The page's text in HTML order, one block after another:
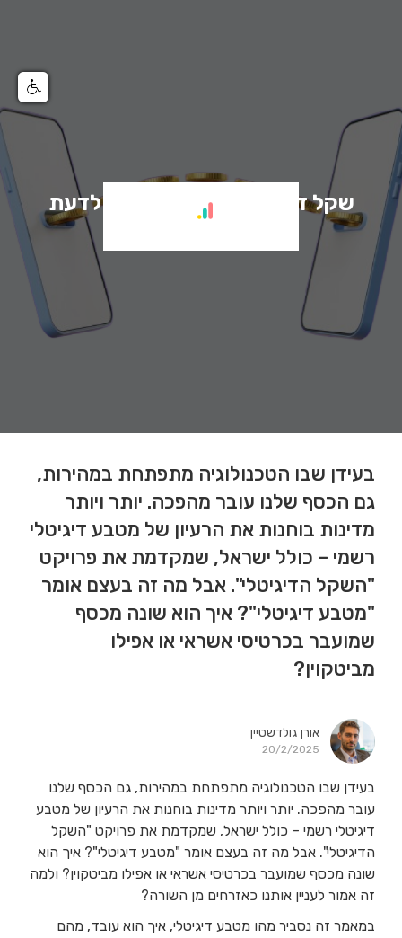
שקל דיגיטלי – כל מה שצריך לדעת
בעידן שבו הטכנולוגיה מתפתחת במהירות,
גם הכסף שלנו עובר מהפכה. יותר ויותר
מדינות בוחנות את הרעיון של מטבע דיגיטלי
רשמי – כולל ישראל, שמקדמת את פרויקט
"השקל הדיגיטלי". אבל מה זה בעצם אומר
"מטבע דיגיטלי"? איך הוא שונה מכסף
שמועבר בכרטיסי אשראי או אפילו
מביטקוין?
אורן גולדשטיין
20/2/2025
בעידן שבו הטכנולוגיה מתפתחת במהירות, גם הכסף שלנו
עובר מהפכה. יותר ויותר מדינות בוחנות את הרעיון של מטבע
דיגיטלי רשמי – כולל ישראל, שמקדמת את פרויקט "השקל
הדיגיטלי". אבל מה זה בעצם אומר "מטבע דיגיטלי"? איך הוא
שונה מכסף שמועבר בכרטיסי אשראי או אפילו מביטקוין? ולמה
זה אמור לעניין אותנו כאזרחים מן השורה?
במאמר זה נסביר מהו מטבע דיגיטלי, איך הוא עובד, מהם